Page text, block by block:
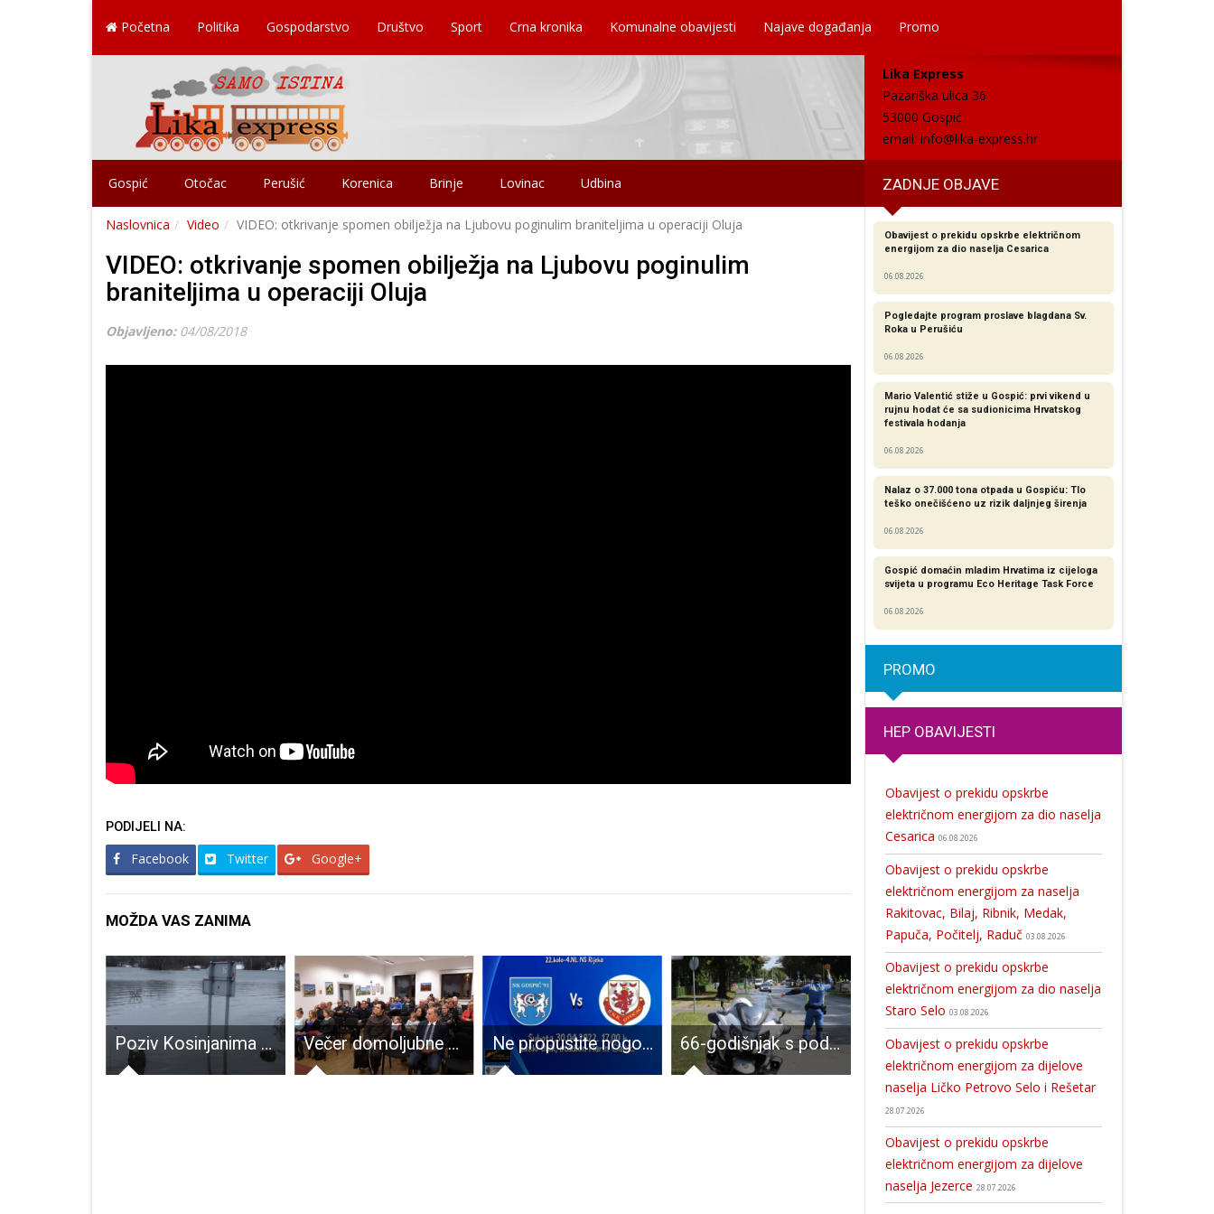
Početna Politika Gospodarstvo Društvo Sport Crna kronika Komunalne obavijesti Najave događanja Promo
Lika Express
Pazariška ulica 36
53000 Gospić
email: info@lika-express.hr
Gospić Otočac Perušić Korenica Brinje Lovinac Udbina ZADNJE OBJAVE
Naslovnica Video VIDEO: otkrivanje spomen obilježja na Ljubovu poginulim braniteljima u operaciji Oluja
VIDEO: otkrivanje spomen obilježja na Ljubovu poginulim
braniteljima u operaciji Oluja
Objavljeno: 04/08/2018
PODIJELI NA:
Facebook Twitter Google+
MOŽDA VAS ZANIMA
Poziv Kosinjanima na strpljenje i razumijevanje za vrijeme porasta vodostaja Večer domoljubne poezije u Lovincu Ne propustite nogometnu poslasticu između Gospića 91 i Otočca 66-godišnjak s područja Brinja vozio pod utjecajem alkohola i bez vozačke Rezultati akcije “jet ski 2021”
Obavijest o prekidu opskrbe električnom
energijom za dio naselja Cesarica
06.08.2026
Pogledajte program proslave blagdana Sv.
Roka u Perušiću
06.08.2026
Mario Valentić stiže u Gospić: prvi vikend u
rujnu hodat će sa sudionicima Hrvatskog
festivala hodanja
06.08.2026
Nalaz o 37.000 tona otpada u Gospiću: Tlo
teško onečišćeno uz rizik daljnjeg širenja
06.08.2026
Gospić domaćin mladim Hrvatima iz cijeloga
svijeta u programu Eco Heritage Task Force
06.08.2026
PROMO
HEP OBAVIJESTI
Obavijest o prekidu opskrbe
električnom energijom za dio naselja
Cesarica 06.08.2026
Obavijest o prekidu opskrbe
električnom energijom za naselja
Rakitovac, Bilaj, Ribnik, Medak,
Papuča, Počitelj, Raduč 03.08.2026
Obavijest o prekidu opskrbe
električnom energijom za dio naselja
Staro Selo 03.08.2026
Obavijest o prekidu opskrbe
električnom energijom za dijelove
naselja Ličko Petrovo Selo i Rešetar
28.07.2026
Obavijest o prekidu opskrbe
električnom energijom za dijelove
naselja Jezerce 28.07.2026